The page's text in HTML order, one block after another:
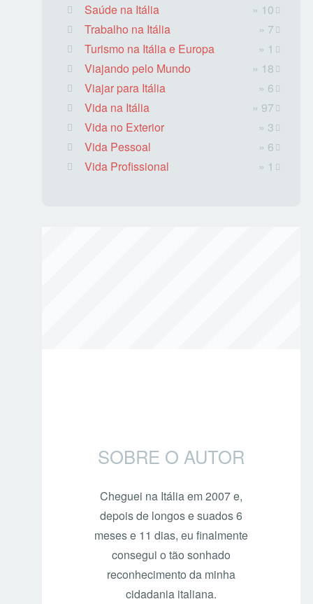
Saúde na Itália
» 10
Trabalho na Itália
» 7
Turismo na Itália e Europa
» 1
Viajando pelo Mundo
» 18
Viajar para Itália
» 6
Vida na Itália
» 97
Vida no Exterior
» 3
Vida Pessoal
» 6
Vida Profissional
» 1
SOBRE O AUTOR
Cheguei na Itália em 2007 e,
depois de longos e suados 6
meses e 11 dias, eu finalmente
consegui o tão sonhado
reconhecimento da minha
cidadania italiana.